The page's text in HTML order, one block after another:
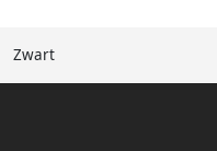
Zwart